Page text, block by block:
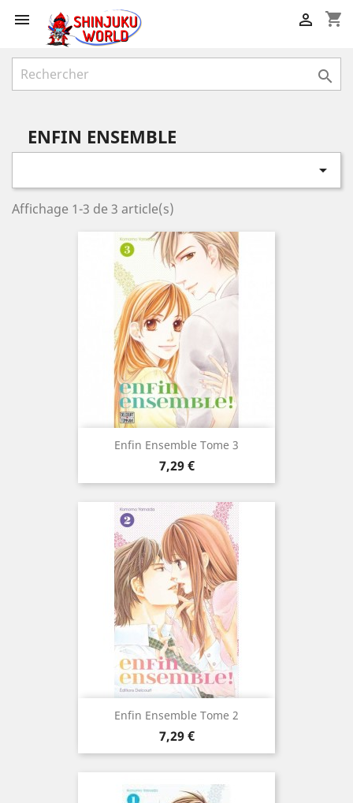
 shopping_cart


ENFIN ENSEMBLE

Affichage 1-3 de 3 article(s)
Enfin Ensemble Tome 3
Prix
7,29 €
Enfin Ensemble Tome 2
Prix
7,29 €